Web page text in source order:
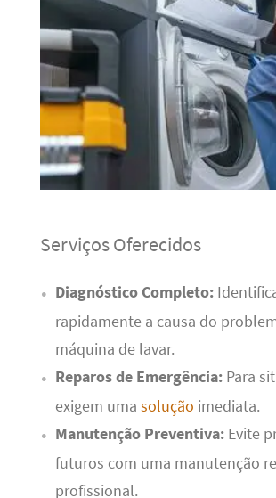
Serviços Oferecidos
Diagnóstico Completo:
rapidamente a causa do
máquina de lavar.
Reparos de Emergência:Para
exigem uma solução imediata.
Manutenção Preventiva:Evite
futuros com uma manutenção
profissional.